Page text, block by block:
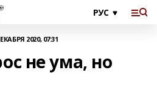
2020, 07:31
не ума, но